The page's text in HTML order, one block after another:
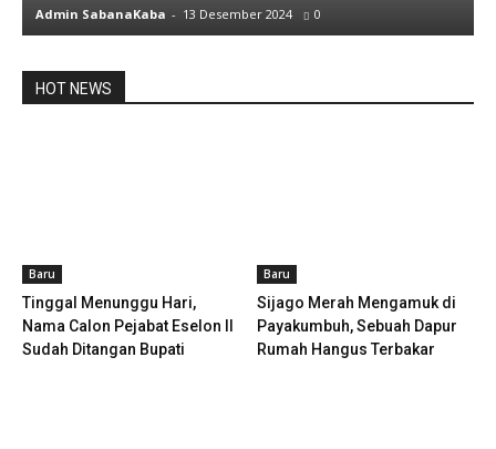
Admin SabanaKaba - 13 Desember 2024 0
HOT NEWS
Baru
Tinggal Menunggu Hari,
Nama Calon Pejabat Eselon II
Sudah Ditangan Bupati
Baru
Sijago Merah Mengamuk di
Payakumbuh, Sebuah Dapur
Rumah Hangus Terbakar